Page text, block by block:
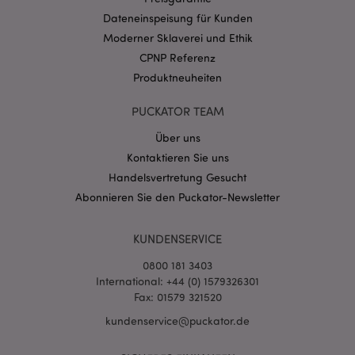
Dateneinspeisung für Kunden
Moderner Sklaverei und Ethik
CPNP Referenz
Produktneuheiten
PUCKATOR TEAM
Über uns
Kontaktieren Sie uns
Handelsvertretung Gesucht
Abonnieren Sie den Puckator-Newsletter
KUNDENSERVICE
0800 181 3403
International: +44 (0) 1579326301
Fax: 01579 321520
kundenservice@puckator.de
CookieScriptConsent
CookieScript
mage-cache-storage-section-